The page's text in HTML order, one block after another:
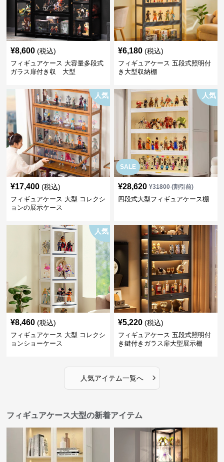
¥8,600 (税込)
フィギュアケース 大容量多段式
ガラス扉付き収 大型
¥6,180 (税込)
フィギュアケース 五段式照明付
き大型収納棚
人気
¥17,400 (税込)
フィギュアケース 大型 コレクシ
ョンの展示ケース
SALE
人気
¥28,620 ¥31800(割引前)
四段式大型フィギュアケース棚
人気
¥8,460 (税込)
フィギュアケース 大型 コレクシ
ョンショーケース
¥5,220 (税込)
フィギュアケース 五段式照明付
き鍵付きガラス扉大型展示棚
人気アイテム一覧へ ›
フィギュアケース大型の新着アイテム